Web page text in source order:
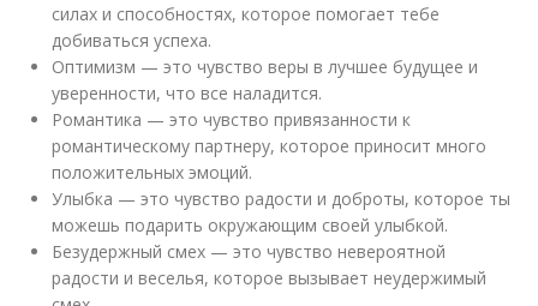
силах и способностях, которое помогает тебе
добиваться успеха.
Оптимизм — это чувство веры в лучшее будущее и
уверенности, что все наладится.
Романтика — это чувство привязанности к
романтическому партнеру, которое приносит много
положительных эмоций.
Улыбка — это чувство радости и доброты, которое ты
можешь подарить окружающим своей улыбкой.
Безудержный смех — это чувство невероятной
радости и веселья, которое вызывает неудержимый